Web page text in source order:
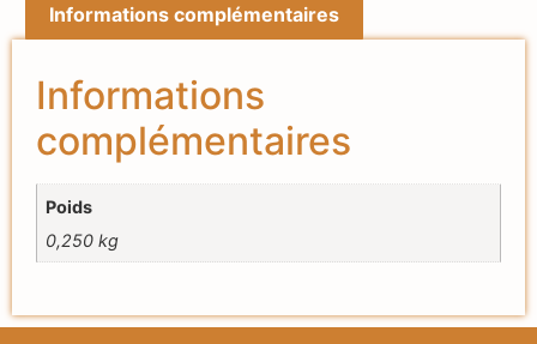
Informations complémentaires
Informations
complémentaires
Poids
0,250 kg